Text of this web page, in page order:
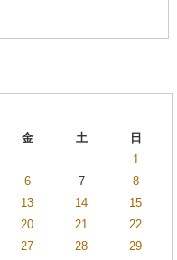
金 土
日
1
6 7
8
13 14
15
20 21
22
27 28
29